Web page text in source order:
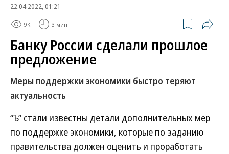
22.04.2022, 01:21
9K 3 мин.
Банку России сделали прошлое
предложение
Меры поддержки экономики быстро теряют
актуальность
“Ъ” стали известны детали дополнительных мер
по поддержке экономики, которые по заданию
правительства должен оценить и проработать